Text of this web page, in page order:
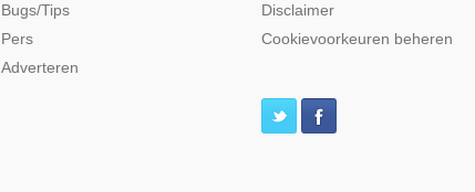
Bugs/Tips
Pers
Adverteren
Disclaimer
Cookievoorkeuren beheren